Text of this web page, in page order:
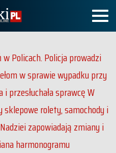
Policach. Policja prowadzi
w sprawie wypadku przy
przesłuchała sprawcęW
sklepowe rolety, samochody i
zapowiadają zmiany i
harmonogramu